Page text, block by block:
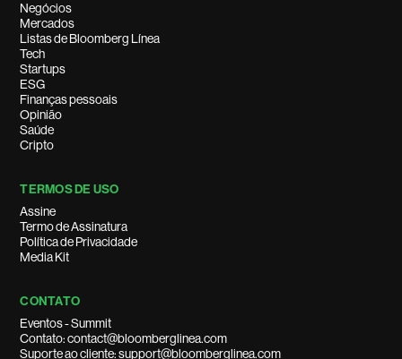
Negócios
Mercados
Listas de Bloomberg Línea
Tech
Startups
ESG
Finanças pessoais
Opinião
Saúde
Cripto
TERMOS DE USO
Assine
Termo de Assinatura
Política de Privacidade
Media Kit
CONTATO
Eventos - Summit
Contato: contact@bloomberglinea.com
Suporte ao cliente: support@bloomberglinea.com